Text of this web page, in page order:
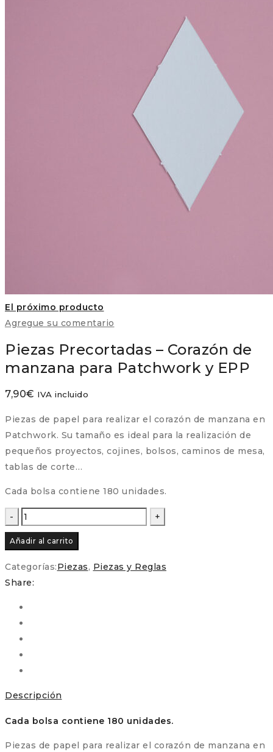
El próximo producto
Agregue su comentario
Piezas Precortadas – Corazón de
manzana para Patchwork y EPP
7,90€ IVA incluido
Piezas de papel para realizar el corazón de manzana en
Patchwork. Su tamaño es ideal para la realización de
pequeños proyectos, cojines, bolsos, caminos de mesa,
tablas de corte…
Cada bolsa contiene 180 unidades.
Piezas
Precortadas
–
Corazón
de
para
Patchwork
y
EPP
cantidad
Añadir al carrito
Categorías:Piezas, Piezas y Reglas
Share:
Descripción
Cada bolsa contiene 180 unidades.
Piezas de papel para realizar el corazón de manzana en